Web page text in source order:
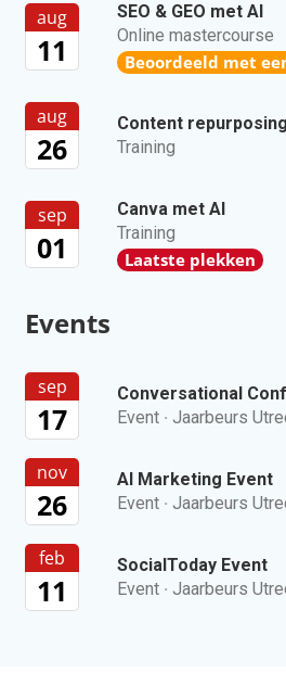
aug
11
SEO & GEO met AI
Online mastercourse
Beoordeeld met
aug
26
Content repurposing
Training
sep
01
Canva met AI
Training
Laatste plekken
Events
sep
17
Conversational
Event · Jaarbeurs
nov
26
AI Marketing Event
Event · Jaarbeurs
feb
11
SocialToday Event
Event · Jaarbeurs